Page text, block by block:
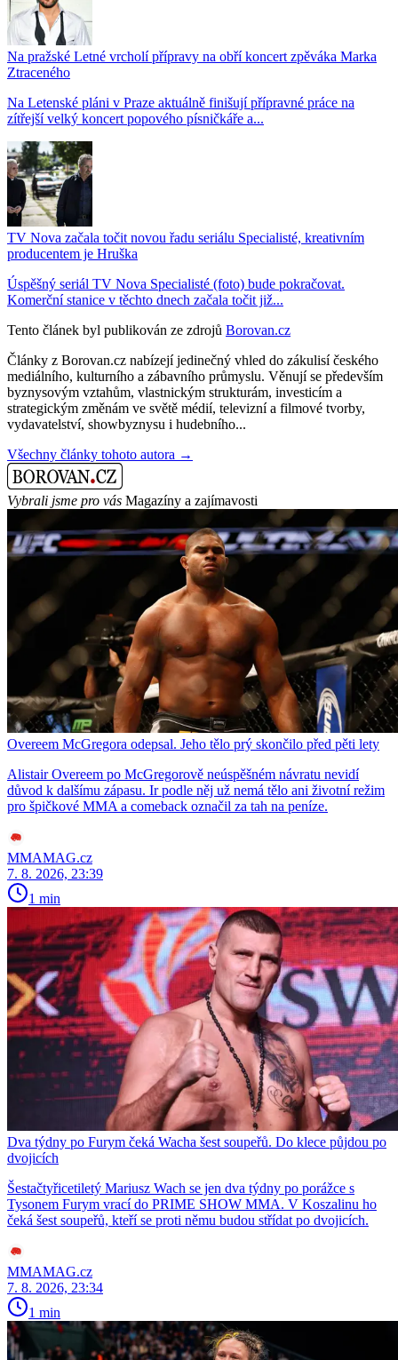
Na pražské Letné vrcholí přípravy na obří koncert zpěváka Marka
Ztraceného
Na Letenské pláni v Praze aktuálně finišují přípravné práce na
zítřejší velký koncert popového písničkáře a...
TV Nova začala točit novou řadu seriálu Specialisté, kreativním
producentem je Hruška
Úspěšný seriál TV Nova Specialisté (foto) bude pokračovat.
Komerční stanice v těchto dnech začala točit již...
Tento článek byl publikován ze zdrojů Borovan.cz
Články z Borovan.cz nabízejí jedinečný vhled do zákulisí českého
mediálního, kulturního a zábavního průmyslu. Věnují se především
byznysovým vztahům, vlastnickým strukturám, investicím a
strategickým změnám ve světě médií, televizní a filmové tvorby,
vydavatelství, showbyznysu i hudebního...
Všechny články tohoto autora →
Vybrali jsme pro vás Magazíny a zajímavosti
Overeem McGregora odepsal. Jeho tělo prý skončilo před pěti lety
Alistair Overeem po McGregorově neúspěšném návratu nevidí
důvod k dalšímu zápasu. Ir podle něj už nemá tělo ani životní režim
pro špičkové MMA a comeback označil za tah na peníze.
MMAMAG.cz
7. 8. 2026, 23:39
1 min
Dva týdny po Furym čeká Wacha šest soupeřů. Do klece půjdou po
dvojicích
Šestačtyřicetiletý Mariusz Wach se jen dva týdny po porážce s
Tysonem Furym vrací do PRIME SHOW MMA. V Koszalinu ho
čeká šest soupeřů, kteří se proti němu budou střídat po dvojicích.
MMAMAG.cz
7. 8. 2026, 23:34
1 min